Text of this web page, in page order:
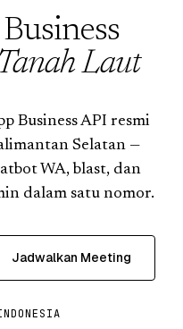
Tanah Laut
Business API resmi
Selatan —
WA, blast, dan
dalam satu nomor.
Jadwalkan Meeting